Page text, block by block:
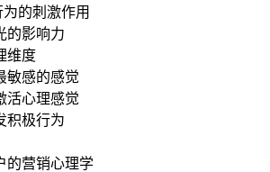
的刺激作用
的影响力
维度
敏感的感觉
活心理感觉
积极行为
的营销心理学